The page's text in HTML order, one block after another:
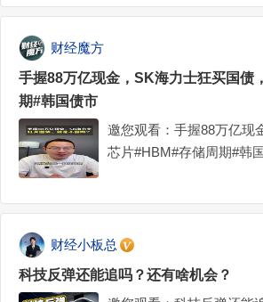
财经魔方
手握88万亿现金，SK海力士狂买国债
期#韩国债市
邀您观看：手握88万亿现
芯片#HBM#存储周期#韩
财经小板总
科技反弹还能追吗？还有啥机会？